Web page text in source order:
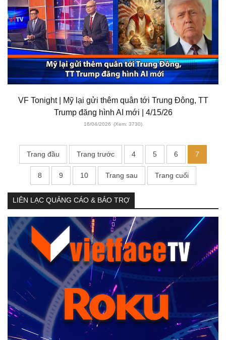
VF Tonight | Mỹ lại gửi thêm quân tới Trung Đông, TT
Trump đăng hình AI mới | 4/15/26
16/04/2026 (Xem: 3730)
Trang đầu Trang trước 4 5 6 7
8 9 10 Trang sau Trang cuối
LIÊN LẠC QUẢNG CÁO & BẢO TRỢ